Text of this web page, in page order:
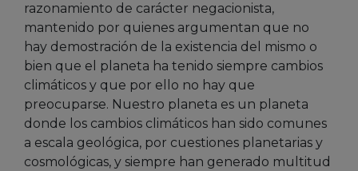
razonamiento de carácter negacionista,
mantenido por quienes argumentan que no
hay demostración de la existencia del mismo o
bien que el planeta ha tenido siempre cambios
climáticos y que por ello no hay que
preocuparse. Nuestro planeta es un planeta
donde los cambios climáticos han sido comunes
a escala geológica, por cuestiones planetarias y
cosmológicas, y siempre han generado multitud